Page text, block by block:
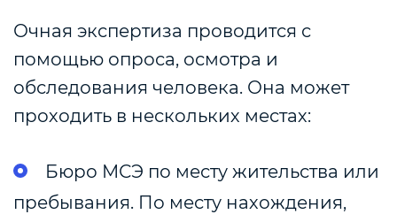
Очная экспертиза проводится с
помощью опроса, осмотра и
обследования человека. Она может
проходить в нескольких местах:
Бюро МСЭ по месту жительства или
пребывания. По месту нахождения,